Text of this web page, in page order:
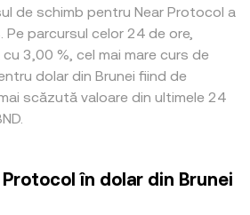
de schimb pentru Near Protocol a
parcursul celor 24 de ore,
3,00 %, cel mai mare curs de
dolar din Brunei fiind de
scăzută valoare din ultimele 24
în dolar din Brunei